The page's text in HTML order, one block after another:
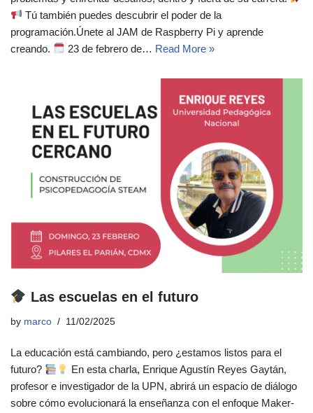
Tú también puedes descubrir el poder de la
programación.Únete al JAM de Raspberry Pi y aprende
creando.
23 de febrero de… Read More »
Las escuelas en el futuro
by marco 11/02/2025
La educación está cambiando, pero ¿estamos listos para el
futuro?
En esta charla, Enrique Agustín Reyes Gaytán,
profesor e investigador de la UPN, abrirá un espacio de diálogo
sobre cómo evolucionará la enseñanza con el enfoque Maker-